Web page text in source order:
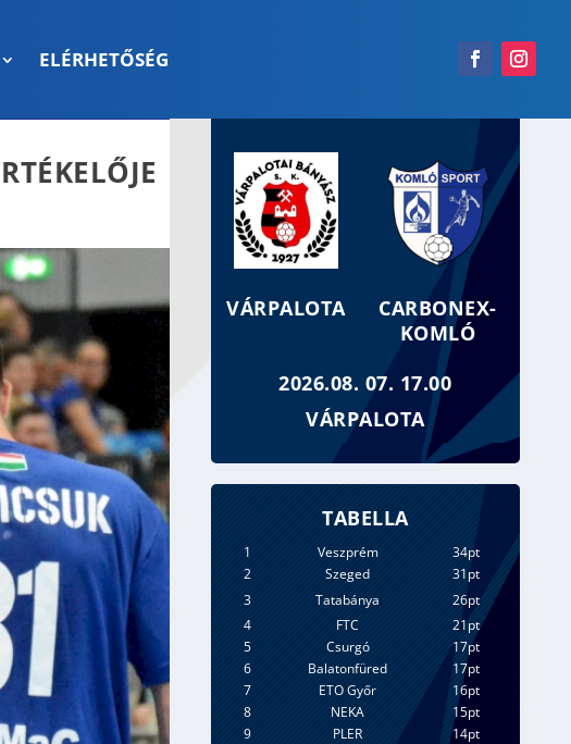
ELÉRHETŐSÉG
VÁRPALOTA
CARBONEX-
KOMLÓ
2026.08. 07. 17.00
VÁRPALOTA
TABELLA
1 Veszprém
34pt
2
Szeged
31pt
3
Tatabánya
26pt
4
FTC
21pt
5
Csurgó
17pt
6
Balatonfüred
17pt
7
ETO Győr
16pt
8
NEKA
15pt
9
PLER
14pt